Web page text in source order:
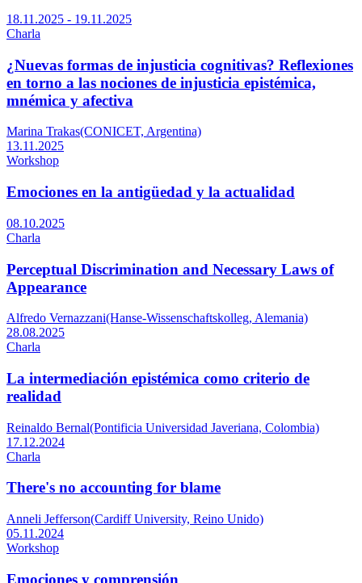
18.11.2025 - 19.11.2025
Charla
¿Nuevas formas de injusticia cognitivas? Reflexiones
en torno a las nociones de injusticia epistémica,
mnémica y afectiva
Marina Trakas(CONICET, Argentina)
13.11.2025
Workshop
Emociones en la antigüedad y la actualidad
08.10.2025
Charla
Perceptual Discrimination and Necessary Laws of
Appearance
Alfredo Vernazzani(Hanse-Wissenschaftskolleg, Alemania)
28.08.2025
Charla
La intermediación epistémica como criterio de
realidad
Reinaldo Bernal(Pontificia Universidad Javeriana, Colombia)
17.12.2024
Charla
There's no accounting for blame
Anneli Jefferson(Cardiff University, Reino Unido)
05.11.2024
Workshop
Emociones y comprensión